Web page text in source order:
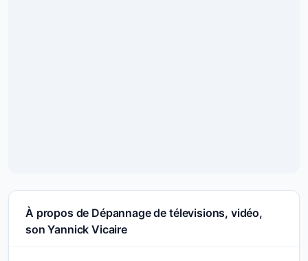
À propos de Dépannage de télevisions, vidéo,
son Yannick Vicaire